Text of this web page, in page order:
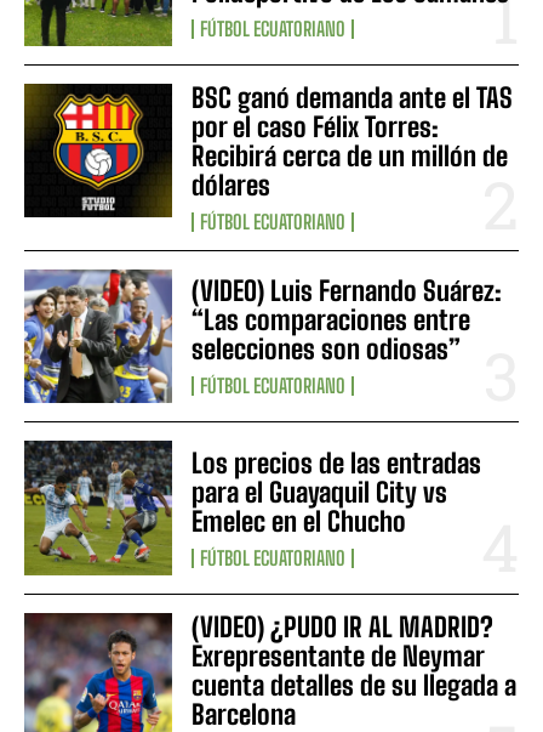
FÚTBOL ECUATORIANO
BSC ganó demanda ante el TAS
por el caso Félix Torres:
Recibirá cerca de un millón de
dólares
FÚTBOL ECUATORIANO
(VIDEO) Luis Fernando Suárez:
“Las comparaciones entre
selecciones son odiosas”
FÚTBOL ECUATORIANO
Los precios de las entradas
para el Guayaquil City vs
Emelec en el Chucho
FÚTBOL ECUATORIANO
(VIDEO) ¿PUDO IR AL MADRID?
Exrepresentante de Neymar
cuenta detalles de su llegada a
Barcelona